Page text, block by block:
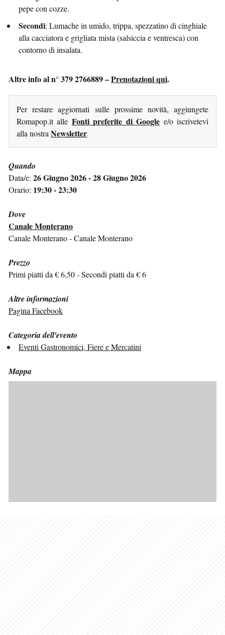
pepe con cozze.
Secondi: Lumache in umido, trippa, spezzatino di cinghiale
alla cacciatora e grigliata mista (salsiccia e ventresca) con
contorno di insalata.
Altre info al n° 379 2766889 –Prenotazioni qui.
Per restare aggiornati sulle prossime novità, aggiungete
Romapop.it alle Fonti preferite di Google e/o iscrivetevi
alla nostra Newsletter.
Quando
Data/e: 26 Giugno 2026 - 28 Giugno 2026
Orario: 19:30 - 23:30
Dove
Canale Monterano
Canale Monterano - Canale Monterano
Prezzo
Primi piatti da € 6,50 - Secondi piatti da € 6
Altre informazioni
Pagina Facebook
Categoria dell'evento
Eventi Gastronomici, Fiere e Mercatini
Mappa